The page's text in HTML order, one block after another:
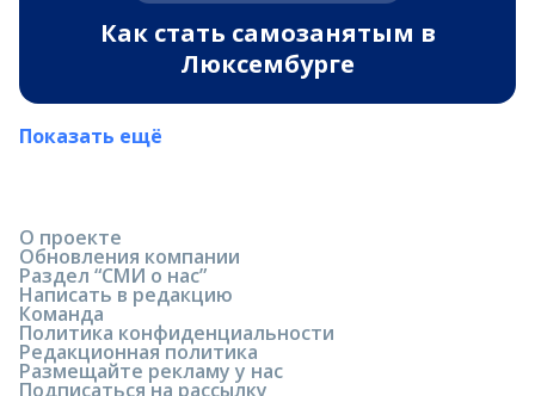
Как стать самозанятым в
Люксембурге
Показать ещё
О проекте
Обновления компании
Раздел “СМИ о нас”
Написать в редакцию
Команда
Политика конфиденциальности
Редакционная политика
Размещайте рекламу у нас
Подписаться на рассылку